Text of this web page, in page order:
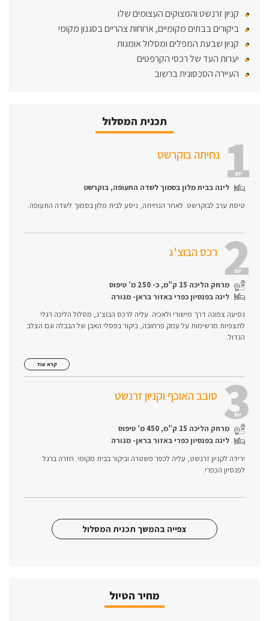
קניון זרנשט והמצוקים העצומים שלו
ביקורים בבתים מקומיים, ארוחות צהריים בסגנון מקומי
קניון שבעת המפלים ומסלול אומגות
יערות העד של רכסי הקרפטים
העיירה הסכסונית ברשוב
תכנית המסלול
1
יום
נחיתה בוקרשט
לינה בבית מלון בסמוך לשדה התעופה, בוקרשט
טיסת ערב לבוקרשט. לאחר הנחיתה, ניסע לבית מלון בסמוך לשדה התעופה.
2
יום
רכס הבוצ'ג
מרחק הליכה 15 ק”מ, כ- 250 מ’ טיפוס
לינה בפנסיון כפרי באזור בראן- מגורה
נסיעה צפונה דרך מישורי ולאכיה. עליה לרכס הבוצ’ג, מסלול הליכה רגלי
לתצפיות מרשימות על עמק פרחובה, ביקור בפסלי האבן של הבבלה וגם הצלב
הגדול.
קרא עוד
3
יום
סובב האוכף וקניון זרנשט
מרחק הליכה 15 ק”מ, 450 מ’ טיפוס
לינה בפנסיון כפרי באזור בראן- מגורה
ירידה לקניון זרנשט, עליה לכפר פשטרה וביקור בבית מקומי. חזרה ברגל
לפנסיון הכפרי.
צפייה בהמשך תכנית המסלול
מחיר הטיול